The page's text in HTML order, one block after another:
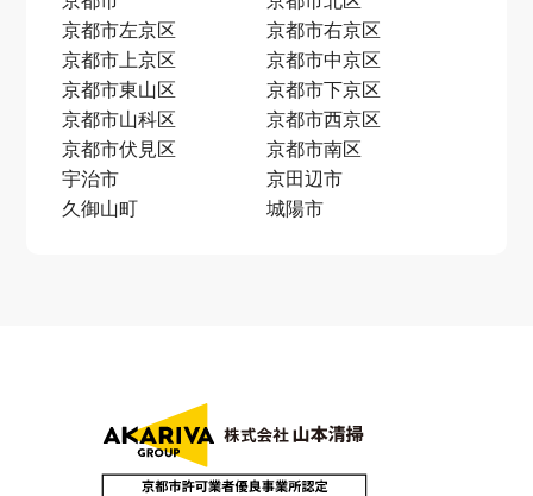
京都市左京区
京都市右京区
京都市上京区
京都市中京区
京都市東山区
京都市下京区
京都市山科区
京都市西京区
京都市伏見区
京都市南区
宇治市
京田辺市
久御山町
城陽市